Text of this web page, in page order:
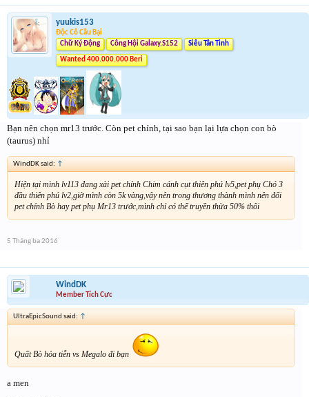
yuukis153
Độc Cô Cầu Bại
Chữ Ký Động
Công Hội Galaxy.S152 Siêu Tân Tinh
Wanted 400.000.000 Beri
Bạn nên chọn mr13 trước. Còn pet chính, tại sao bạn lại lựa chọn con bò
(taurus) nhỉ
WindDK said: ↑
Hiện tại mình lv113 đang xài pet chính Chim cánh cụt thiên phú lv5,pet phụ Chó 3
đầu thiên phú lv2,giờ mình còn 5k vàng,vậy nên trong thương thành mình nên đổi
pet chính Bò hay pet phụ Mr13 trước,mình chỉ có thể truyền thừa 50% thôi
5 Tháng ba 2016
WindDK
Member Tích Cực
UltraEpicSound said: ↑
Quất Bò hỏa tiễn vs Megalo đi bạn
a men